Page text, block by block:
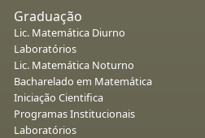
Graduação
Lic. Matemática Diurno
Laboratórios
Lic. Matemática Noturno
Bacharelado em Matemática
Iniciação Cientifica
Programas Institucionais
Laboratórios